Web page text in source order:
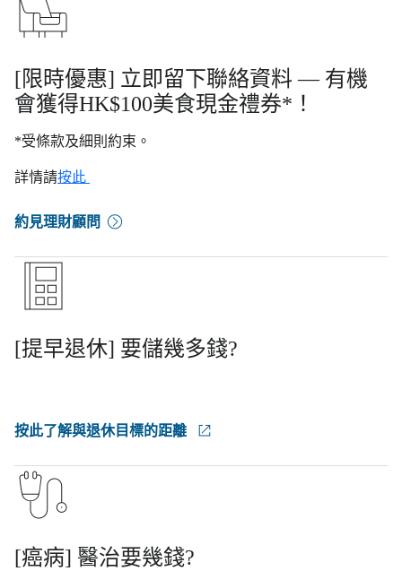
[限時優惠] 立即留下聯絡資料 — 有機
會獲得HK$100美食現金禮券*！
*受條款及細則約束。
詳情請按此
約見理財顧問
[提早退休] 要儲幾多錢?
按此了解與退休目標的距離
[癌病] 醫治要幾錢?